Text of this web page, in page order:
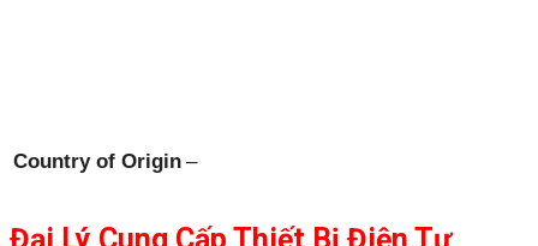
Country of Origin –